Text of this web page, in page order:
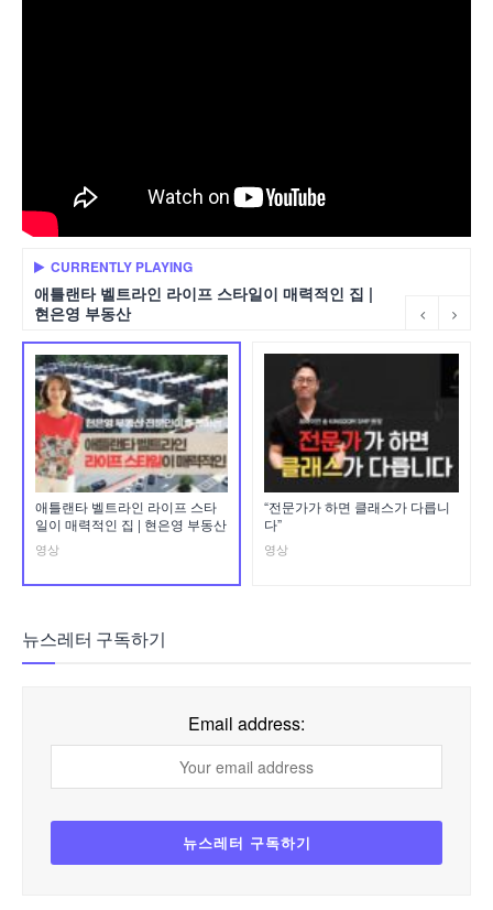
CURRENTLY PLAYING
애틀랜타 벨트라인 라이프 스타일이 매력적인 집 |
현은영 부동산
애틀랜타 벨트라인 라이프 스타
일이 매력적인 집 | 현은영 부동산
영상
“전문가가 하면 클래스가 다릅니
다”
영상
뉴스레터 구독하기
Email address: